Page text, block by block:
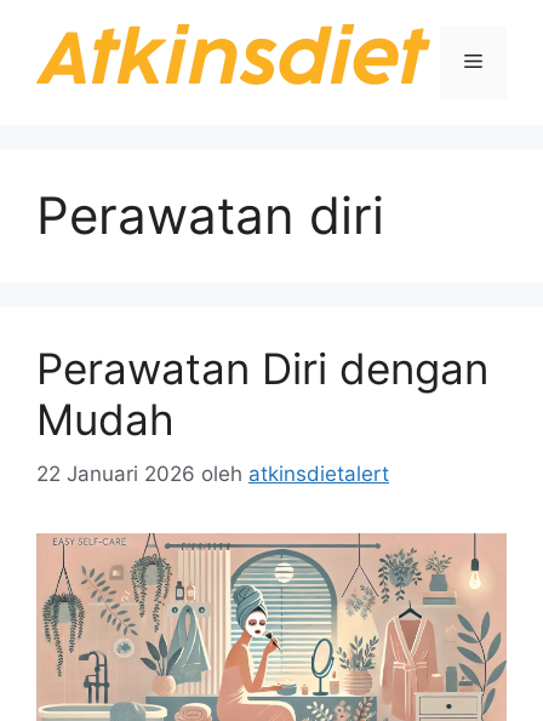
Menu
Perawatan diri
Perawatan Diri dengan
Mudah
22 Januari 2026 oleh atkinsdietalert